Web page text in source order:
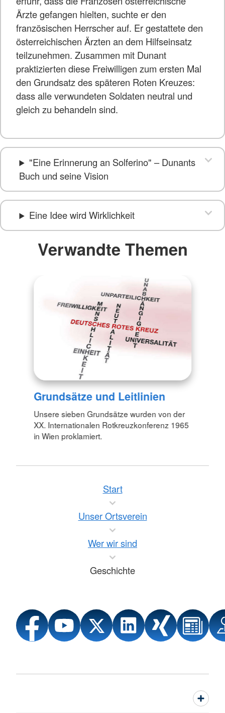
Ärzte gefangen hielten, suchte er den
französischen Herrscher auf. Er gestattete den
österreichischen Ärzten an dem Hilfseinsatz
teilzunehmen. Zusammen mit Dunant
praktizierten diese Freiwilligen zum ersten Mal
den Grundsatz des späteren Roten Kreuzes:
dass alle verwundeten Soldaten neutral und
gleich zu behandeln sind.
"Eine Erinnerung an Solferino" – Dunants
Buch und seine Vision
Eine Idee wird Wirklichkeit
Verwandte Themen
Grundsätze und Leitlinien
Unsere sieben Grundsätze wurden von der
XX. Internationalen Rotkreuzkonferenz 1965
in Wien proklamiert.
Start
Unser Ortsverein
Wer wir sind
Geschichte